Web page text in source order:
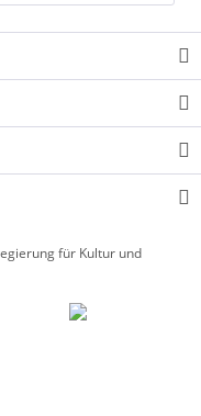
für Kultur und